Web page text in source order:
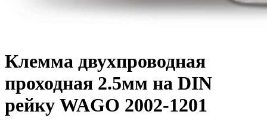
Клемма двухпроводная
проходная 2.5мм на DIN
рейку WAGO 2002-1201